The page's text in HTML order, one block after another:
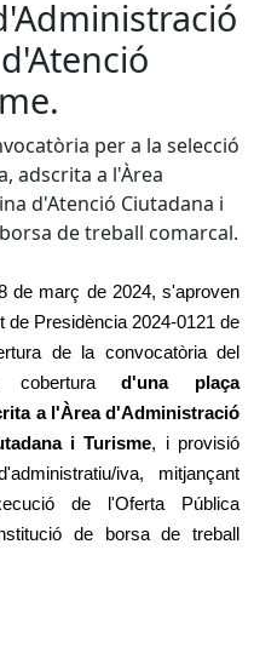
per a la selecció
adscrita a l'Àrea
d'Atenció Ciutadana i
de treball comarcal.
de març de 2024, s'aproven
de Presidència 2024-0121 de
de la convocatòria del
coberturad'una plaça
a l'Àrea d'Administració
i Turisme, i provisió
iva, mitjançant
de l'Oferta Pública
de borsa de treball